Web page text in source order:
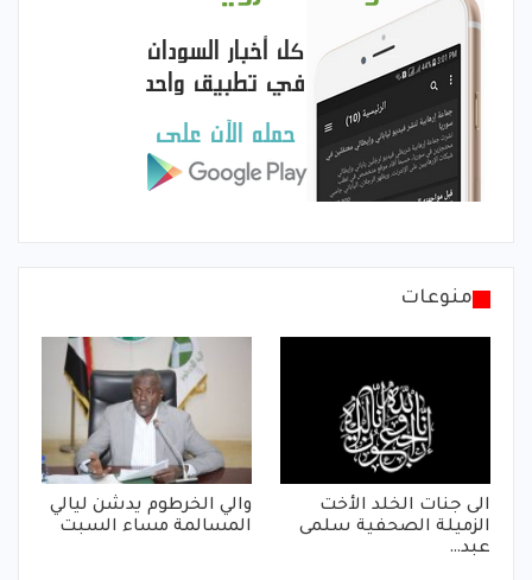
منوعات
الى جنات الخلد الأخت
الزميلة الصحفية سلمى
عبد…
والي الخرطوم يدشن ليالي
المسالمة مساء السبت